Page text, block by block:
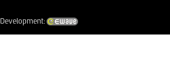
Development: